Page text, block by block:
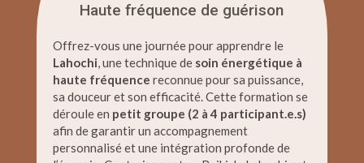
Haute fréquence de guérison
Offrez-vous une journée pour apprendre le
Lahochi, une technique de soin énergétique à
haute fréquence reconnue pour sa puissance,
sa douceur et son efficacité. Cette formation se
déroule en petit groupe (2 à 4 participant.e.s)
afin de garantir un accompagnement
personnalisé et une intégration profonde de